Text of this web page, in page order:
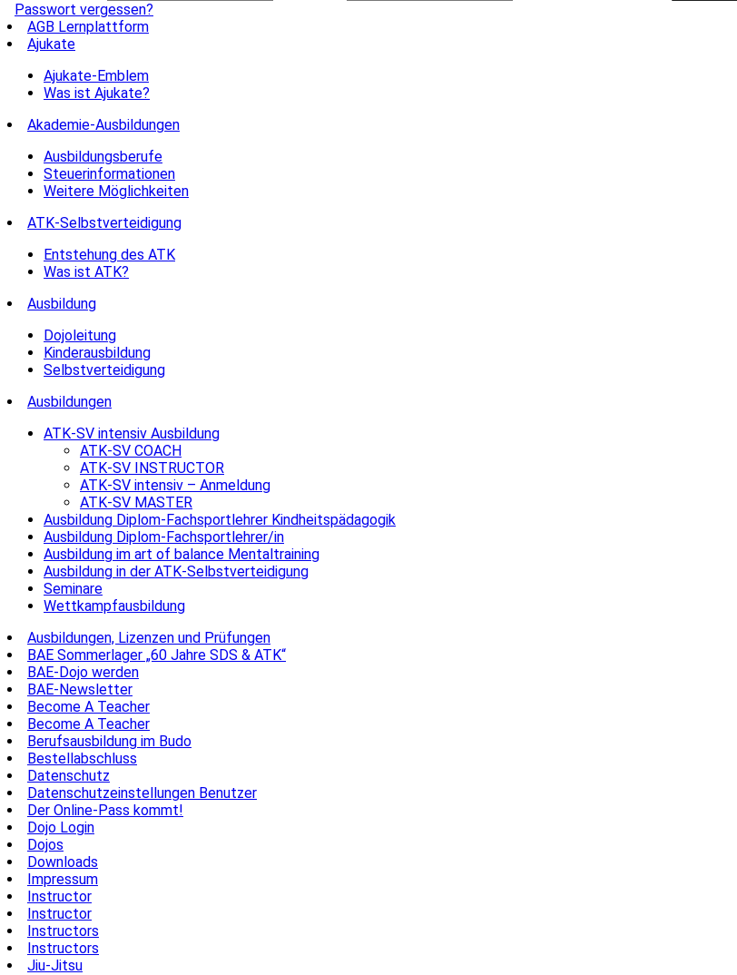
Passwort vergessen?
AGB Lernplattform
Ajukate
Ajukate-Emblem
Was ist Ajukate?
Akademie-Ausbildungen
Ausbildungsberufe
Steuerinformationen
Weitere Möglichkeiten
ATK-Selbstverteidigung
Entstehung des ATK
Was ist ATK?
Ausbildung
Dojoleitung
Kinderausbildung
Selbstverteidigung
Ausbildungen
ATK-SV intensiv Ausbildung
ATK-SV COACH
ATK-SV INSTRUCTOR
ATK-SV intensiv – Anmeldung
ATK-SV MASTER
Ausbildung Diplom-Fachsportlehrer Kindheitspädagogik
Ausbildung Diplom-Fachsportlehrer/in
Ausbildung im art of balance Mentaltraining
Ausbildung in der ATK-Selbstverteidigung
Seminare
Wettkampfausbildung
Ausbildungen, Lizenzen und Prüfungen
BAE Sommerlager „60 Jahre SDS & ATK“
BAE-Dojo werden
BAE-Newsletter
Become A Teacher
Become A Teacher
Berufsausbildung im Budo
Bestellabschluss
Datenschutz
Datenschutzeinstellungen Benutzer
Der Online-Pass kommt!
Dojo Login
Dojos
Downloads
Impressum
Instructor
Instructor
Instructors
Instructors
Jiu-Jitsu